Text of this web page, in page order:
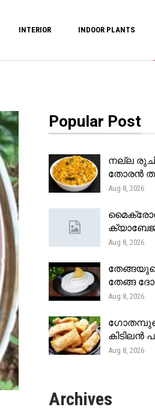
INTERIOR INDOOR PLANTS
Popular Post
നല്ല
തോരൻ
Aug 8, 2026
ക്യാബേജ്
Aug 8, 2026
തേങ്ങ
Aug 8, 2026
കിടിലൻ
Aug 8, 2026
Archives